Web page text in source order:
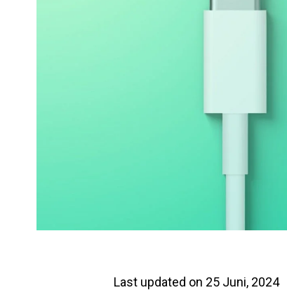
Last updated on 25 Juni, 2024